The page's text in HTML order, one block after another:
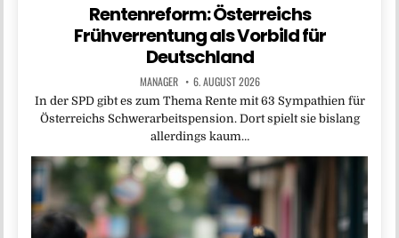
Rentenreform: Österreichs
Frühverrentung als Vorbild für
Deutschland
MANAGER 6. AUGUST 2026
In der SPD gibt es zum Thema Rente mit 63 Sympathien für
Österreichs Schwerarbeitspension. Dort spielt sie bislang
allerdings kaum…